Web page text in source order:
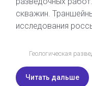
скважин.
исследования
Геологическая
Читать дальше